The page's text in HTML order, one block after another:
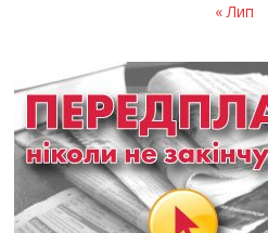
« Лип